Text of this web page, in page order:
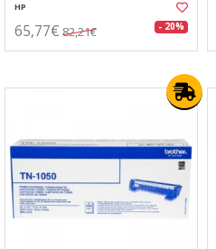
HP
65,77€ 82,21€ - 20%